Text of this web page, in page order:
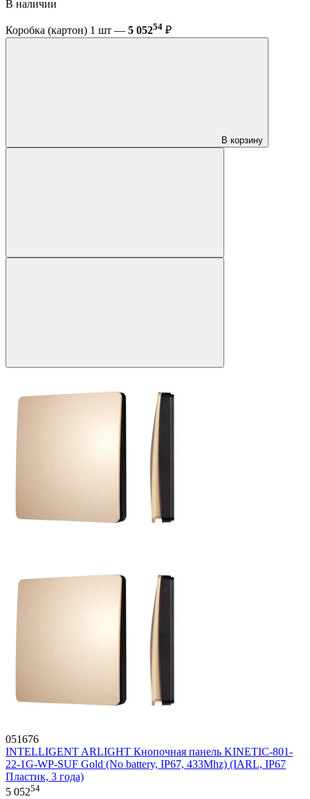
В наличии
Коробка (картон) 1 шт — 5 05254 ₽
В корзину
051676
INTELLIGENT ARLIGHT Кнопочная панель KINETIC-801-
22-1G-WP-SUF Gold (No battery, IP67, 433Mhz) (IARL, IP67
Пластик, 3 года)
5 05254